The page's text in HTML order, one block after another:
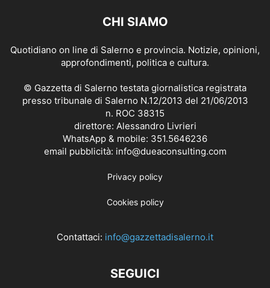
CHI SIAMO
Quotidiano on line di Salerno e provincia. Notizie, opinioni,
approfondimenti, politica e cultura.
© Gazzetta di Salerno testata giornalistica registrata
presso tribunale di Salerno N.12/2013 del 21/06/2013
n. ROC 38315
direttore: Alessandro Livrieri
WhatsApp & mobile: 351.5646236
email pubblicità: info@dueaconsulting.com
Privacy policy
Cookies policy
Contattaci: info@gazzettadisalerno.it
SEGUICI